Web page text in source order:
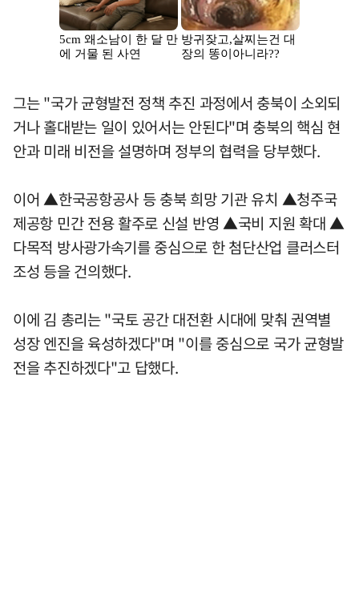
그는 "국가 균형발전 정책 추진 과정에서 충북이 소외되
거나 홀대받는 일이 있어서는 안된다"며 충북의 핵심 현
안과 미래 비전을 설명하며 정부의 협력을 당부했다.
이어 ▲한국공항공사 등 충북 희망 기관 유치 ▲청주국
제공항 민간 전용 활주로 신설 반영 ▲국비 지원 확대 ▲
다목적 방사광가속기를 중심으로 한 첨단산업 클러스터
조성 등을 건의했다.
이에 김 총리는 "국토 공간 대전환 시대에 맞춰 권역별
성장 엔진을 육성하겠다"며 "이를 중심으로 국가 균형발
전을 추진하겠다"고 답했다.